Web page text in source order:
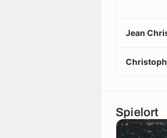
Jean
Spielort